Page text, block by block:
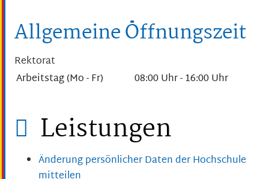
Allgemeine Öffnungszeit
Rektorat
Arbeitstag (Mo - Fr)
08:00 Uhr-16:00 Uhr
Leistungen
Änderung persönlicher Daten der Hochschule